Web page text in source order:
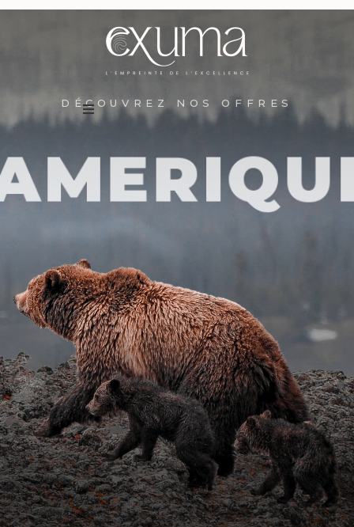
Expériences
BUSINESS TRAVEL
DÉCOUVREZ NOS OFFRES